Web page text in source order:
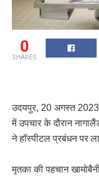
0
SHARES
उदयपुर, 20 अगस्त
में उपचार के दौरान
ने हॉस्पीटल प्रबंधन पर
मृतका की पहचान